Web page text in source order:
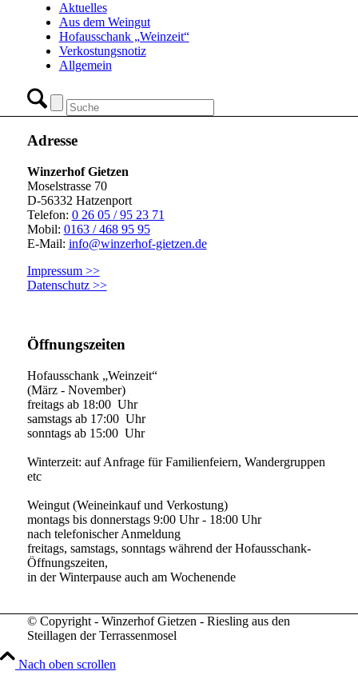
Aktuelles
Aus dem Weingut
Hofausschank „Weinzeit“
Verkostungsnotiz
Allgemein
Adresse
Winzerhof Gietzen
Moselstrasse 70
D-56332 Hatzenport
Telefon: 0 26 05 / 95 23 71
Mobil: 0163 / 468 95 95
E-Mail: info@winzerhof-gietzen.de
Impressum >>
Datenschutz >>
Öffnungszeiten
Hofausschank „Weinzeit“
(März - November)
freitags ab 18:00 Uhr
samstags ab 17:00 Uhr
sonntags ab 15:00 Uhr
Winterzeit: auf Anfrage für Familienfeiern, Wandergruppen
etc
Weingut (Weineinkauf und Verkostung)
montags bis donnerstags 9:00 Uhr - 18:00 Uhr
nach telefonischer Anmeldung
freitags, samstags, sonntags während der Hofausschank-
Öffnungszeiten,
in der Winterpause auch am Wochenende
© Copyright - Winzerhof Gietzen - Riesling aus den
Steillagen der Terrassenmosel
Nach oben scrollen